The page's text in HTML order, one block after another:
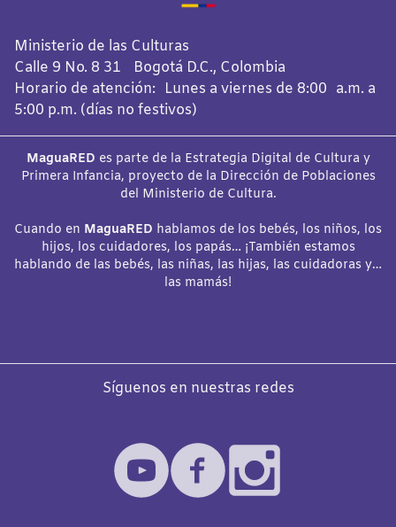
Ministerio de las Culturas
Calle 9 No. 8 31 Bogotá D.C., Colombia
Horario de atención: Lunes a viernes de 8:00 a.m. a
5:00 p.m. (días no festivos)
MaguaRED es parte de la Estrategia Digital de Cultura y
Primera Infancia, proyecto de la Dirección de Poblaciones
del Ministerio de Cultura.
Cuando en MaguaRED hablamos de los bebés, los niños, los
hijos, los cuidadores, los papás… ¡También estamos
hablando de las bebés, las niñas, las hijas, las cuidadoras y…
las mamás!
Síguenos en nuestras redes